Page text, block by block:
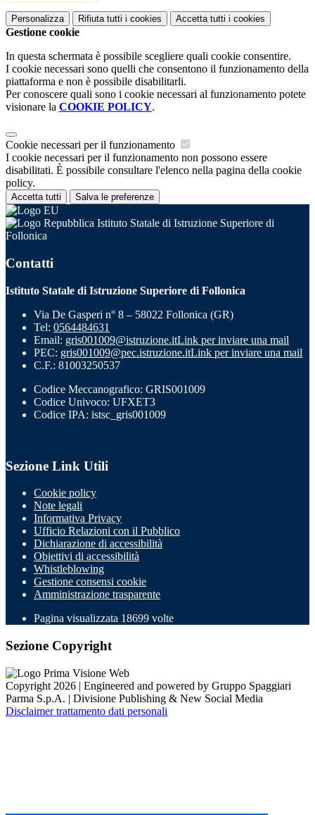
Personalizza Rifiuta tutti i cookies Accetta tutti i cookies
Gestione cookie
In questa schermata è possibile scegliere quali cookie consentire.
I cookie necessari sono quelli che consentono il funzionamento della
piattaforma e non è possibile disabilitarli.
Per conoscere quali sono i cookie necessari al funzionamento potete
visionare la COOKIE POLICY.
Cookie necessari per il funzionamento
I cookie necessari per il funzionamento non possono essere
disabilitati. È possibile consultare l'elenco nella pagina della cookie
policy.
Accetta tutti Salva le preferenze
Istituto Statale di Istruzione Superiore di
Follonica
Contatti
Istituto Statale di Istruzione Superiore di Follonica
Via De Gasperi n° 8 – 58022 Follonica (GR)
Tel: 0564484631
Email: gris001009@istruzione.itLink per inviare una mail
PEC: gris001009@pec.istruzione.itLink per inviare una mail
C.F.: 81003250537
Codice Meccanografico: GRIS001009
Codice Univoco: UFXET3
Codice IPA: istsc_gris001009
Sezione Link Utili
Cookie policy
Note legali
Informativa Privacy
Ufficio Relazioni con il Pubblico
Dichiarazione di accessibilità
Obiettivi di accessibilità
Whistleblowing
Gestione consensi cookie
Amministrazione trasparente
Pagina visualizzata 18699 volte
Sezione Copyright
Copyright 2026 | Engineered and powered by Gruppo Spaggiari
Parma S.p.A. | Divisione Publishing & New Social Media
Disclaimer trattamento dati personali